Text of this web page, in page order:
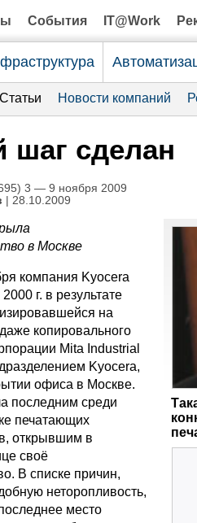
События IT@Work
Статьи Новости компаний
шаг сделан
3 — 9 ноября 2009
| 28.10.2009
в Москве
компания Kyocera
г. в результате
на
копировального
Mita Industrial
Kyocera,
офиса в Москве.
последним среди
печатающих
открывшим в
своё
В списке причин,
неторопливость,
место